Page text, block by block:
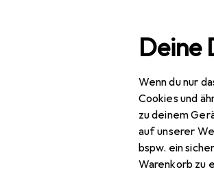
Deine
Wenn du nur
Cookies und
zu deinem
auf unserer
bspw. ein
Warenkorb zu
Navigation nach Kategorien